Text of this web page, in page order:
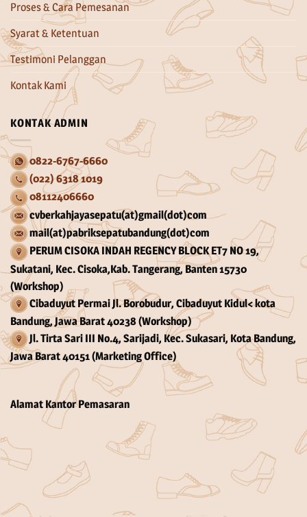
Proses & Cara Pemesanan
Syarat & Ketentuan
Testimoni Pelanggan
Kontak Kami
KONTAK ADMIN
0822-6767-6660
(022) 6318 1019
08112406660
cvberkahjayasepatu(at)gmail(dot)com
mail(at)pabriksepatubandung(dot)com
PERUM CISOKA INDAH REGENCY BLOCK ET7 NO 19,
Sukatani, Kec. Cisoka,Kab. Tangerang, Banten 15730
(Workshop)
Cibaduyut Permai Jl. Borobudur, Cibaduyut Kidul< kota
Bandung, Jawa Barat 40238 (Workshop)
Jl. Tirta Sari III No.4, Sarijadi, Kec. Sukasari, Kota Bandung,
Jawa Barat 40151 (Marketing Office)
Alamat Kantor Pemasaran